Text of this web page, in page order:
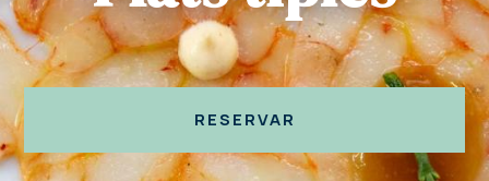
RESERVAR